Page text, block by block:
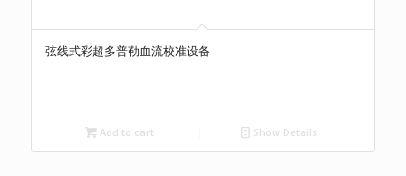
弦线式彩超多普勒血流校准设备
Add to cart Show Details